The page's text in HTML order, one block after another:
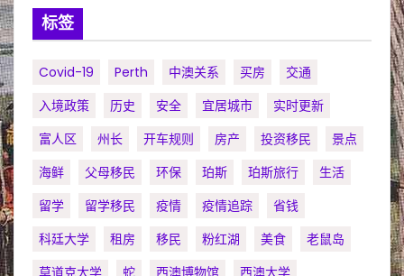
标签
Covid-19 Perth 中澳关系 买房
交通
入境政策
历史 安全 宜居城市
实时更新
富人区
州长 开车规则 房产 投资移民
景点
海鲜
父母移民 环保 珀斯 珀斯旅行
生活
留学
留学移民 疫情 疫情追踪
省钱
科廷大学
租房 移民 粉红湖 美食
老鼠岛
莫道克大学
蛇 西澳博物馆
西澳大学